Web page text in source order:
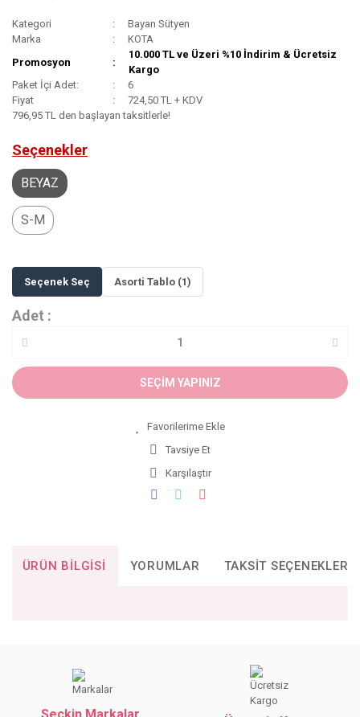
Kategori
Bayan Sütyen
Marka
KOTA
Promosyon
10.000 TL ve Üzeri %10 İndirim & Ücretsiz
Kargo
Paket İçi Adet:
6
Fiyat
724,50 TL + KDV
796,95 TL den başlayan taksitlerle!
Seçenekler
BEYAZ
S-M
Seçenek Seç Asorti Tablo (1)
Adet :
SEÇİM YAPINIZ
Tavsiye Et
Karşılaştır
ÜRÜN BILGISI YORUMLAR TAKSIT SEÇENEKLERI
kullanarak tarafımıza iletebilirsiniz.
Görüş ve önerileriniz için teşekkür ederiz.
Seçkin Markalar